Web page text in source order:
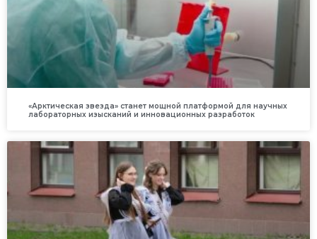
«Арктическая звезда» станет мощной платформой для научных
лабораторных изысканий и инновационных разработок